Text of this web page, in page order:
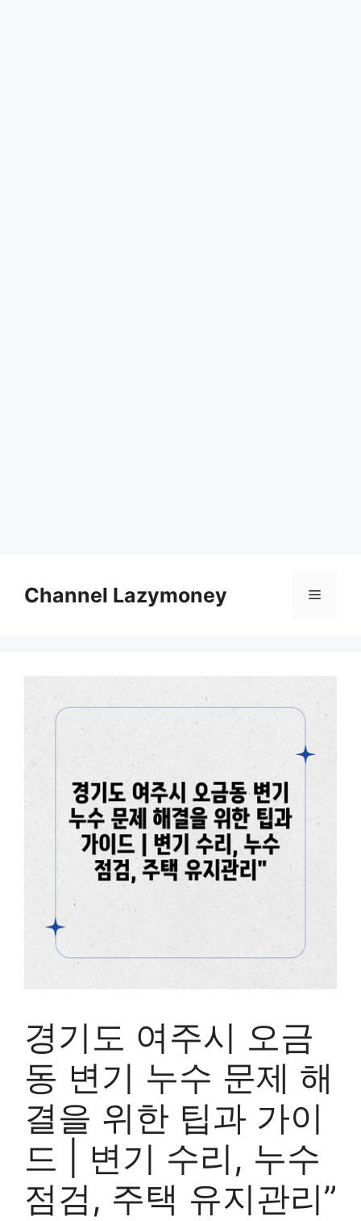
contentChannel Lazymoney Menu
경기도 여주시 오금
동 변기 누수 문제 해
결을 위한 팁과 가이
드 | 변기 수리, 누수
점검, 주택 유지관리”